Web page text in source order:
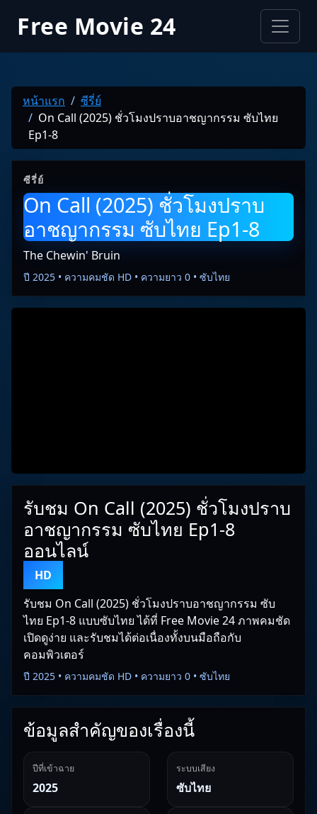
Free Movie 24
หน้าแรก
ซีรี่ย์
On Call (2025) ชั่วโมงปราบอาชญากรรม ซับไทย
Ep1-8
ซีรี่ย์
On Call (2025) ชั่วโมงปราบ
อาชญากรรม ซับไทย Ep1-8
The Chewin' Bruin
ปี 2025 • ความคมชัด HD • ความยาว 0 • ซับไทย
รับชม On Call (2025) ชั่วโมงปราบ
อาชญากรรม ซับไทย Ep1-8
ออนไลน์
HD
รับชม On Call (2025) ชั่วโมงปราบอาชญากรรม ซับ
ไทย Ep1-8 แบบซับไทย ได้ที่ Free Movie 24 ภาพคมชัด
เปิดดูง่าย และรับชมได้ต่อเนื่องทั้งบนมือถือกับ
คอมพิวเตอร์
ปี 2025 • ความคมชัด HD • ความยาว 0 • ซับไทย
ข้อมูลสำคัญของเรื่องนี้
ปีที่เข้าฉาย
2025
ระบบเสียง
ซับไทย